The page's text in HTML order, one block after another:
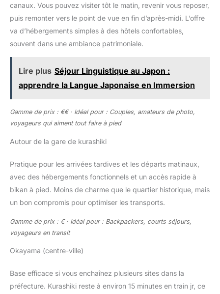
canaux. Vous pouvez visiter tôt le matin, revenir vous reposer,
puis remonter vers le point de vue en fin d’après-midi. L’offre
va d’hébergements simples à des hôtels confortables,
souvent dans une ambiance patrimoniale.
Lire plus Séjour Linguistique au Japon :
apprendre la Langue Japonaise en Immersion
Gamme de prix : €€ · Idéal pour : Couples, amateurs de photo,
voyageurs qui aiment tout faire à pied
Autour de la gare de kurashiki
Pratique pour les arrivées tardives et les départs matinaux,
avec des hébergements fonctionnels et un accès rapide à
bikan à pied. Moins de charme que le quartier historique, mais
un bon compromis pour optimiser les transports.
Gamme de prix : € · Idéal pour : Backpackers, courts séjours,
voyageurs en transit
Okayama (centre-ville)
Base efficace si vous enchaînez plusieurs sites dans la
préfecture. Kurashiki reste à environ 15 minutes en train jr, ce